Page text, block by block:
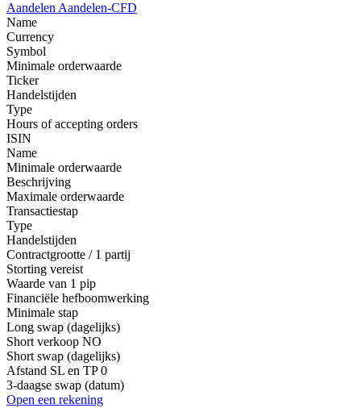
Aandelen Aandelen-CFD
Name
Currency
Symbol
Minimale orderwaarde
Ticker
Handelstijden
Type
Hours of accepting orders
ISIN
Name
Minimale orderwaarde
Beschrijving
Maximale orderwaarde
Transactiestap
Type
Handelstijden
Contractgrootte / 1 partij
Storting vereist
Waarde van 1 pip
Financiële hefboomwerking
Minimale stap
Long swap (dagelijks)
Short verkoop NO
Short swap (dagelijks)
Afstand SL en TP 0
3-daagse swap (datum)
Open een rekening